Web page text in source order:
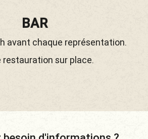
BAR
avant chaque représentation.
restauration sur place.